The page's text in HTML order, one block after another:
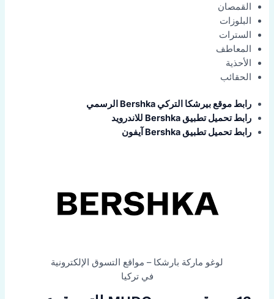
القمصان
البلوزات
السترات
المعاطف
الأحذية
الحقائب
رابط موقع بيرشكا التركي Bershka الرسمي
رابط تحميل تطبيق Bershka للاندرويد
رابط تحميل تطبيق Bershka آيفون
لوغو ماركة بارشكا – مواقع التسوق الإلكترونية
في تركيا